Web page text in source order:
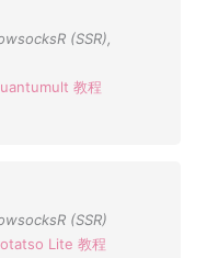
(SSR),
教程
(SSR)
Lite 教程